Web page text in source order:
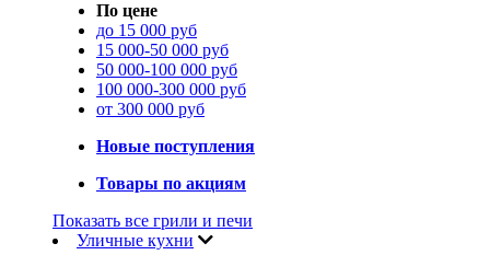
По цене
до 15 000 руб
15 000-50 000 руб
50 000-100 000 руб
100 000-300 000 руб
от 300 000 руб
Новые поступления
Товары по акциям
Показать все грили и печи
Уличные кухни